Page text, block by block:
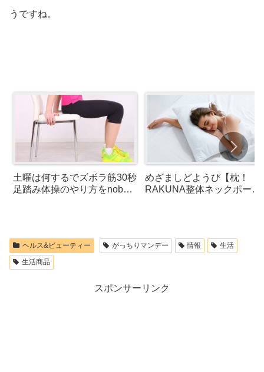
うですね。
土曜は何するでズボラ筋30秒
足踏み体操のやり方をnobu
めざましどようび【枕！
RAKUNA整体ネックポール
ヘルス&ビューティー がっちりマンデー 情報
生活
生活商品
スポンサーリンク